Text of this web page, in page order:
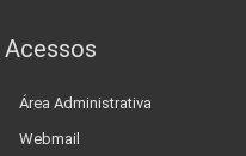
Acessos
Área Administrativa
Webmail